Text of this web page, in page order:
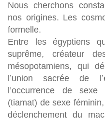
Nous cherchons
nos origines. Les
formelle.
Entre les égyptiens
suprême, créateur
mésopotamiens, qui
l’union sacrée de
l’occurrence de
(tiamat) de sexe
déclenchement du